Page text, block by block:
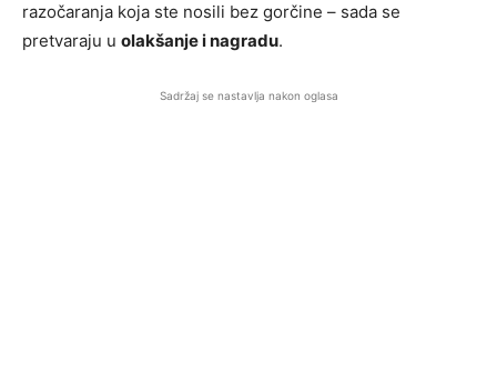
razočaranja koja ste nosili bez gorčine – sada se
pretvaraju u olakšanje i nagradu.
Sadržaj se nastavlja nakon oglasa